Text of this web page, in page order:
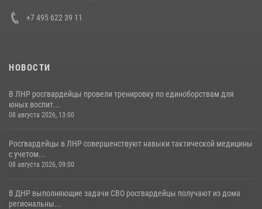
+7 495 622 39 11
НОВОСТИ
В ЛНР росгвардейцы провели тренировку по единоборствам для
юных воспит...
08 августа 2026, 13:00
Росгвардейцы в ЛНР совершенствуют навыки тактической медицины
с учетом...
08 августа 2026, 09:00
В ДНР выполняющие задачи СВО росгвардейцы получают из дома
региональны...